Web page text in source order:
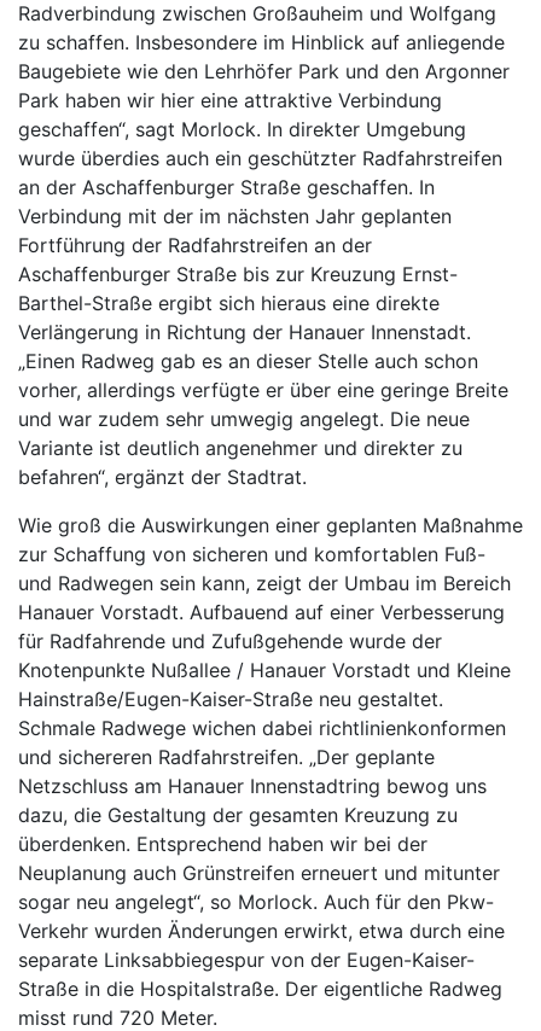
Radverbindung zwischen Großauheim und Wolfgang
zu schaffen. Insbesondere im Hinblick auf anliegende
Baugebiete wie den Lehrhöfer Park und den Argonner
Park haben wir hier eine attraktive Verbindung
geschaffen“, sagt Morlock. In direkter Umgebung
wurde überdies auch ein geschützter Radfahrstreifen
an der Aschaffenburger Straße geschaffen. In
Verbindung mit der im nächsten Jahr geplanten
Fortführung der Radfahrstreifen an der
Aschaffenburger Straße bis zur Kreuzung Ernst-
Barthel-Straße ergibt sich hieraus eine direkte
Verlängerung in Richtung der Hanauer Innenstadt.
„Einen Radweg gab es an dieser Stelle auch schon
vorher, allerdings verfügte er über eine geringe Breite
und war zudem sehr umwegig angelegt. Die neue
Variante ist deutlich angenehmer und direkter zu
befahren“, ergänzt der Stadtrat.
Wie groß die Auswirkungen einer geplanten Maßnahme
zur Schaffung von sicheren und komfortablen Fuß-
und Radwegen sein kann, zeigt der Umbau im Bereich
Hanauer Vorstadt. Aufbauend auf einer Verbesserung
für Radfahrende und Zufußgehende wurde der
Knotenpunkte Nußallee / Hanauer Vorstadt und Kleine
Hainstraße/Eugen-Kaiser-Straße neu gestaltet.
Schmale Radwege wichen dabei richtlinienkonformen
und sichereren Radfahrstreifen. „Der geplante
Netzschluss am Hanauer Innenstadtring bewog uns
dazu, die Gestaltung der gesamten Kreuzung zu
überdenken. Entsprechend haben wir bei der
Neuplanung auch Grünstreifen erneuert und mitunter
sogar neu angelegt“, so Morlock. Auch für den Pkw-
Verkehr wurden Änderungen erwirkt, etwa durch eine
separate Linksabbiegespur von der Eugen-Kaiser-
Straße in die Hospitalstraße. Der eigentliche Radweg
misst rund 720 Meter.